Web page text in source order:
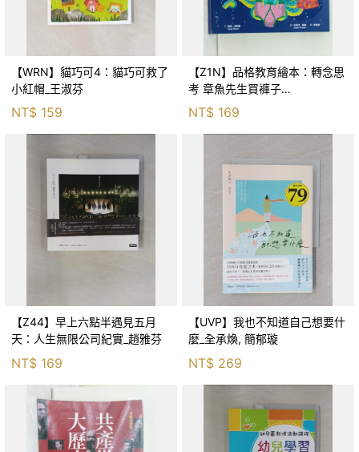
【WRN】貓巧可4：貓巧可救了
小紅帽_王淑芬
NT$ 159
【Z1N】品格教育繪本：轉念思
考 章魚先生買褲子
(Octopants)_蘇西‧西尼爾, 黃筱
NT$ 169
【Z44】早上六點半遇見五月
天：人生無限公司紀實_趙雅芬
NT$ 169
【UVP】我也不知道自己想要什
麼_全承煥, 簡郁璇
NT$ 269